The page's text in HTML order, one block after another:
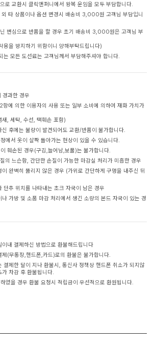
로 교환시 클릭앤퍼니에서 왕복 운임을 모두 부담합니다.
외 타 상품이나 옵션 변경시 배송비 3,000원 고객님 부담입니
변심으로 반품을 할 경우 초기 배송비 3,000원은 고객님 부
용을 방지하기 위함이니 양해부탁드립니다)
모든 도선료는 고객님께서 부담해주셔야 합니다.
경과한 경우
에 의한 이용자의 사용 또는 일부 소비에 의하여 재화 가치가
, 세탁, 수선, 택훼손 포함)
후에는 불량이 발견되어도 교환/반품이 불가합니다.
에서 옷이 살짝 돌아가는 현상이 있을 수 있습니다.
훼손된 경우(구김,늘어남,보풀)는 불가합니다.
의 느슨함, 간단한 손질이 가능한 마감실 처리가 미흡한 경우
완벽히 뚫리지 않은 경우 (가위로 간단하게 구멍을 내주신 뒤
단추 위치를 나타내는 초크 자국이 남은 경우
가방 및 소품 마감 처리에서 생긴 소량의 본드 자국이 있는 경
내 결제하신 방법으로 환불해드립니다
(무통장,핸드폰,카드)로의 환불은 불가합니다.
결제한 달이 지나 환불시, 통신사 정책상 핸드폰 취소가 되지않
차감 후 환불됩니다.
였을 경우 환불 요청시 적립금이 우선적으로 환원됩니다.